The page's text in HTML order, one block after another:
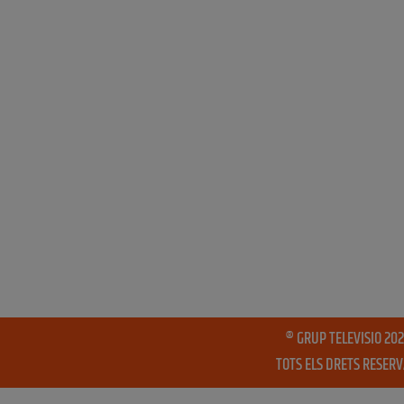
® GRUP TELEVISIO
TOTS ELS DRETS